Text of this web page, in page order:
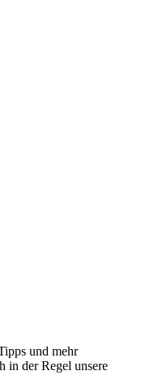
und mehr
in der Regel unsere